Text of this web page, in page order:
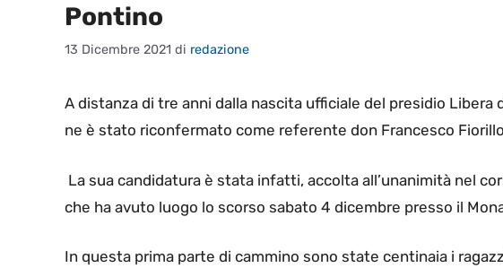
Pontino
13 Dicembre 2021 di redazione
A distanza di tre anni dalla nascita ufficiale del presidio Libera
ne è stato riconfermato come referente don Francesco
La sua candidatura è stata infatti, accolta all’unanimità nel
che ha avuto luogo lo scorso sabato 4 dicembre presso il
In questa prima parte di cammino sono state centinaia i